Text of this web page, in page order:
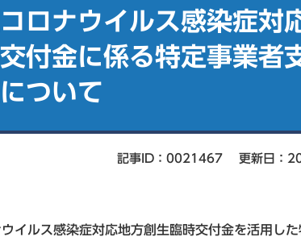
ロナウイルス感染症対
付金に係る特定事業者
ついて
記事ID：0021467 更新日：
イルス感染症対応地方創生臨時交付金を活用し